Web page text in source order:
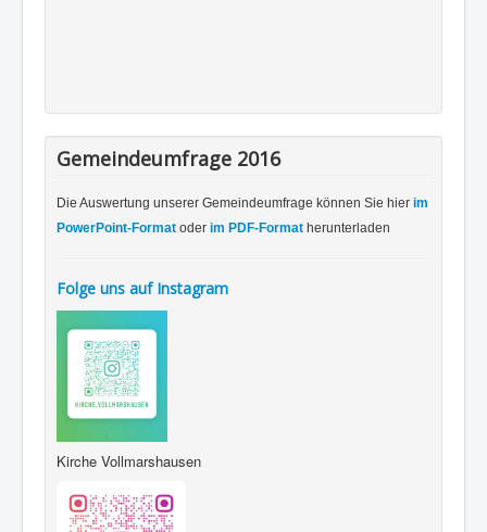
Gemeindeumfrage 2016
Die Auswertung unserer Gemeindeumfrage können Sie hier im
PowerPoint-Format oder im PDF-Format herunterladen
Folge uns auf Instagram
Kirche Vollmarshausen